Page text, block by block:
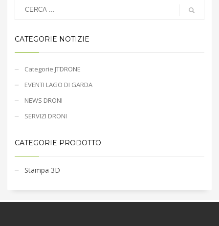
CATEGORIE NOTIZIE
Categorie JTDRONE
EVENTI LAGO DI GARDA
NEWS DRONI
SERVIZI DRONI
CATEGORIE PRODOTTO
Stampa 3D